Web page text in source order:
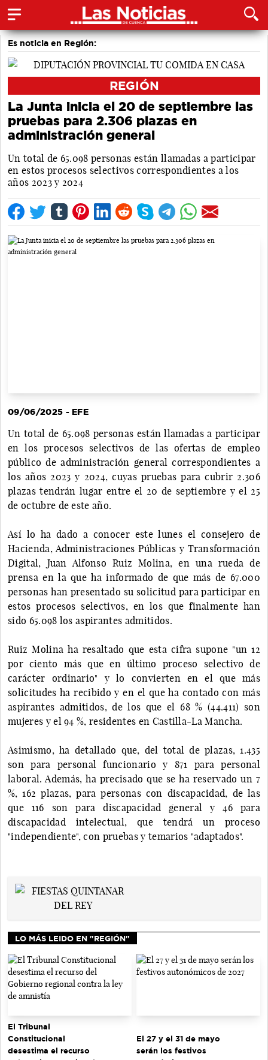
Es noticia en Región:
REGIÓN
La Junta inicia el 20 de septiembre las
pruebas para 2.306 plazas en
administración general
Un total de 65.098 personas están llamadas a participar
en estos procesos selectivos correspondientes a los
años 2023 y 2024
09/06/2025 - EFE
Un total de 65.098 personas están llamadas a participar
en los procesos selectivos de las ofertas de empleo
público de administración general correspondientes a
los años 2023 y 2024, cuyas pruebas para cubrir 2.306
plazas tendrán lugar entre el 20 de septiembre y el 25
de octubre de este año.
Así lo ha dado a conocer este lunes el consejero de
Hacienda, Administraciones Públicas y Transformación
Digital, Juan Alfonso Ruiz Molina, en una rueda de
prensa en la que ha informado de que más de 67.000
personas han presentado su solicitud para participar en
estos procesos selectivos, en los que finalmente han
sido 65.098 los aspirantes admitidos.
Ruiz Molina ha resaltado que esta cifra supone "un 12
por ciento más que en último proceso selectivo de
carácter ordinario" y lo convierten en el que más
solicitudes ha recibido y en el que ha contado con más
aspirantes admitidos, de los que el 68 % (44.411) son
mujeres y el 94 %, residentes en Castilla-La Mancha.
Asimismo, ha detallado que, del total de plazas, 1.435
son para personal funcionario y 871 para personal
laboral. Además, ha precisado que se ha reservado un 7
%, 162 plazas, para personas con discapacidad, de las
que 116 son para discapacidad general y 46 para
discapacidad intelectual, que tendrá un proceso
"independiente", con pruebas y temarios "adaptados".
LO MÁS LEIDO EN "REGIÓN"
El Tribunal
Constitucional
desestima el recurso
El 27 y el 31 de mayo
serán los festivos